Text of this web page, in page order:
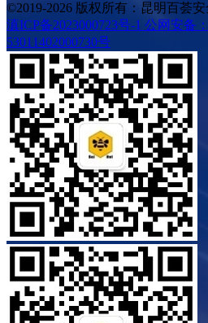
©2019-2026 版权所有：昆明百荟
滇ICP备2023000723号-1 公网安备
53011402000730号